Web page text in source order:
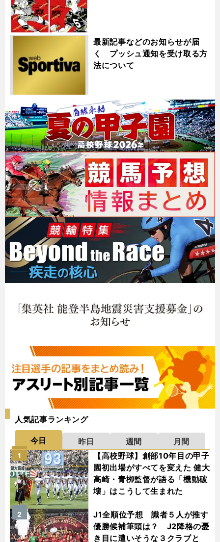
最新記事などのお知らせが届
く プッシュ通知を受け取る方
法について
人気記事ランキング
今日 昨日 週間
月間
【高校野球】創部10年目の甲子
園初出場がすべてを変えた 健大
高崎・青栁監督が語る「機動破
壊」はこうして生まれた
1
J1全順位予想 識者５人が推す
優勝候補筆頭は？ J2降格の憂
き目に遭いそうな３クラブと
2